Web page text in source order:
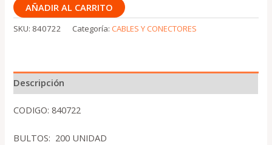
AÑADIR AL CARRITO
SKU: 840722 Categoría:CABLES Y CONECTORES
Descripción
CODIGO: 840722
BULTOS: 200 UNIDAD